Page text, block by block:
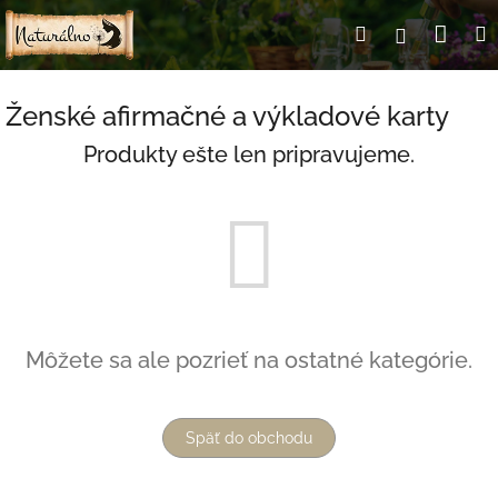
Prejsť
na
obsah
Hľadať
Ženské afirmačné a výkladové karty
Produkty ešte len pripravujeme.
Môžete sa ale pozrieť na ostatné kategórie.
Späť do obchodu